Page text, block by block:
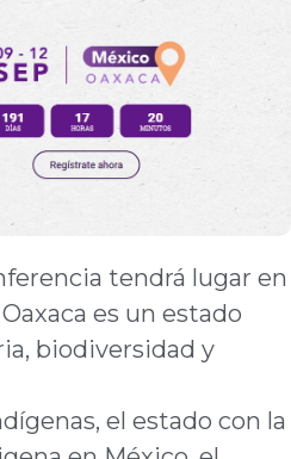
tendrá lugar en
es un estado
biodiversidad y
el estado con la